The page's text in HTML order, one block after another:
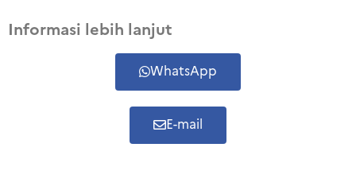
Informasi lebih lanjut
WhatsApp
E-mail